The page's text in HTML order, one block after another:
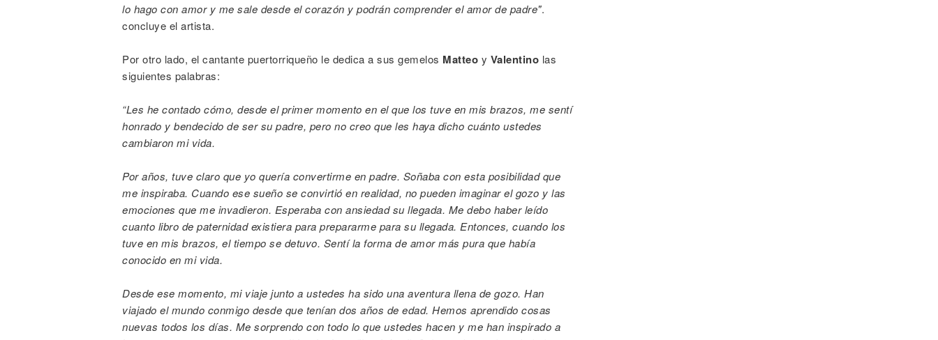
lo hago con amor y me sale desde el corazón y podrán comprender el amor de padre".
concluye el artista.
Por otro lado, el cantante puertorriqueño le dedica a sus gemelos Matteo y Valentino las
siguientes palabras:
“Les he contado cómo, desde el primer momento en el que los tuve en mis brazos, me sentí
honrado y bendecido de ser su padre, pero no creo que les haya dicho cuánto ustedes
cambiaron mi vida.
Por años, tuve claro que yo quería convertirme en padre. Soñaba con esta posibilidad que
me inspiraba. Cuando ese sueño se convirtió en realidad, no pueden imaginar el gozo y las
emociones que me invadieron. Esperaba con ansiedad su llegada. Me debo haber leído
cuanto libro de paternidad existiera para prepararme para su llegada. Entonces, cuando los
tuve en mis brazos, el tiempo se detuvo. Sentí la forma de amor más pura que había
conocido en mi vida.
Desde ese momento, mi viaje junto a ustedes ha sido una aventura llena de gozo. Han
viajado el mundo conmigo desde que tenían dos años de edad. Hemos aprendido cosas
nuevas todos los días. Me sorprendo con todo lo que ustedes hacen y me han inspirado a